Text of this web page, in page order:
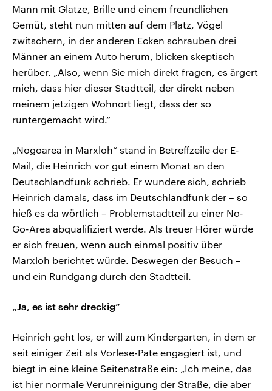
Mann mit Glatze, Brille und einem freundlichen
Gemüt, steht nun mitten auf dem Platz, Vögel
zwitschern, in der anderen Ecken schrauben drei
Männer an einem Auto herum, blicken skeptisch
herüber. „Also, wenn Sie mich direkt fragen, es ärgert
mich, dass hier dieser Stadtteil, der direkt neben
meinem jetzigen Wohnort liegt, dass der so
runtergemacht wird.“
„Nogoarea in Marxloh“ stand in Betreffzeile der E-
Mail, die Heinrich vor gut einem Monat an den
Deutschlandfunk schrieb. Er wundere sich, schrieb
Heinrich damals, dass im Deutschlandfunk der – so
hieß es da wörtlich – Problemstadtteil zu einer No-
Go-Area abqualifiziert werde. Als treuer Hörer würde
er sich freuen, wenn auch einmal positiv über
Marxloh berichtet würde. Deswegen der Besuch –
und ein Rundgang durch den Stadtteil.
„Ja, es ist sehr dreckig“
Heinrich geht los, er will zum Kindergarten, in dem er
seit einiger Zeit als Vorlese-Pate engagiert ist, und
biegt in eine kleine Seitenstraße ein: „Ich meine, das
ist hier normale Verunreinigung der Straße, die aber